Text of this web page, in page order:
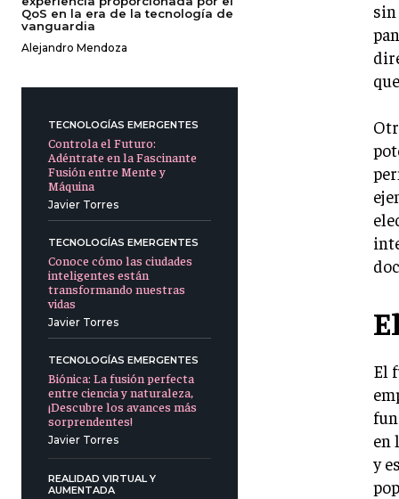
QoS en la era de la tecnología de
vanguardia
Alejandro Mendoza
TECNOLOGÍAS EMERGENTES
Controla el Futuro:
Adéntrate en la Fascinante
Fusión entre Mente y
Máquina
Javier Torres
TECNOLOGÍAS EMERGENTES
Conoce cómo las ciudades
inteligentes están
transformando nuestras
vidas
Javier Torres
TECNOLOGÍAS EMERGENTES
Biónica: La fusión perfecta
entre ciencia y naturaleza,
¡Descubre los avances más
sorprendentes!
Javier Torres
REALIDAD VIRTUAL Y
AUMENTADA
El
en
y